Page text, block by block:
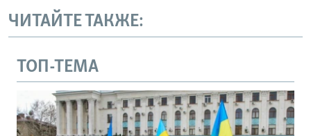
ЧИТАЙТЕ ТАКЖЕ:
ТОП-ТЕМА